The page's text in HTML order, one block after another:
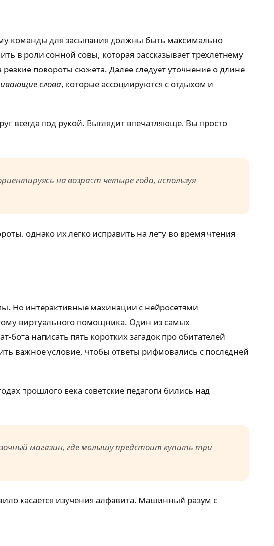
команды для засыпания должны быть максимально
в роли сонной совы, которая рассказывает трёхлетнему
повороты сюжета. Далее следует уточнение о длине
слова, которые ассоциируются с отдыхом и
всегда под рукой. Выглядит впечатляюще. Вы просто
на возраст четыре года, используя
однако их легко исправить на лету во время чтения
Но интерактивные махинации с нейросетями
виртуального помощника. Один из самых
написать пять коротких загадок про обитателей
важное условие, чтобы ответы рифмовались с последней
прошлого века советские педагоги бились над
магазин, где малышу предстоит купить три
касается изучения алфавита. Машинный разум с